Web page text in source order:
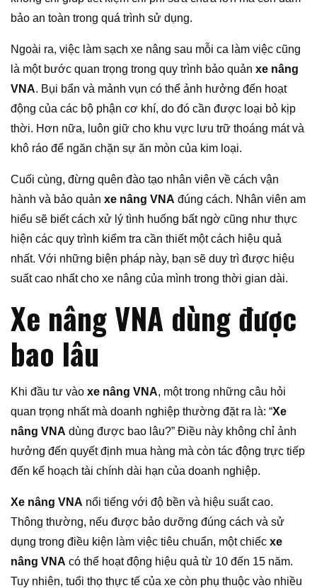
bảo an toàn trong quá trình sử dụng.
Ngoài ra, việc làm sạch xe nâng sau mỗi ca làm việc cũng
là một bước quan trọng trong quy trình bảo quản xe nâng
VNA. Bụi bẩn và mảnh vụn có thể ảnh hưởng đến hoạt
động của các bộ phận cơ khí, do đó cần được loại bỏ kịp
thời. Hơn nữa, luôn giữ cho khu vực lưu trữ thoáng mát và
khô ráo để ngăn chặn sự ăn mòn của kim loại.
Cuối cùng, đừng quên đào tạo nhân viên về cách vận
hành và bảo quản xe nâng VNA đúng cách. Nhân viên am
hiểu sẽ biết cách xử lý tình huống bất ngờ cũng như thực
hiện các quy trình kiểm tra cần thiết một cách hiệu quả
nhất. Với những biện pháp này, bạn sẽ duy trì được hiệu
suất cao nhất cho xe nâng của mình trong thời gian dài.
Xe nâng VNA dùng được
bao lâu
Khi đầu tư vào xe nâng VNA, một trong những câu hỏi
quan trọng nhất mà doanh nghiệp thường đặt ra là: “Xe
nâng VNA dùng được bao lâu?” Điều này không chỉ ảnh
hưởng đến quyết định mua hàng mà còn tác động trực tiếp
đến kế hoạch tài chính dài hạn của doanh nghiệp.
Xe nâng VNA nổi tiếng với độ bền và hiệu suất cao.
Thông thường, nếu được bảo dưỡng đúng cách và sử
dụng trong điều kiện làm việc tiêu chuẩn, một chiếc xe
nâng VNA có thể hoạt động hiệu quả từ 10 đến 15 năm.
Tuy nhiên, tuổi thọ thực tế của xe còn phụ thuộc vào nhiều